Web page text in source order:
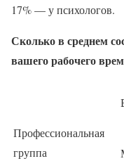
17% — у психологов.
Сколько в среднем
вашего рабочего
Профессиональная
группа